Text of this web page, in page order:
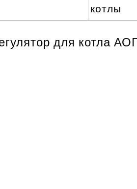
котлы
для котла